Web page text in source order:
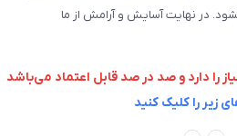
در نهایت آسایش و آرامش از ما
را دارد و صد در صد قابل اعتماد می‌باشد
زیر را کلیک کنید